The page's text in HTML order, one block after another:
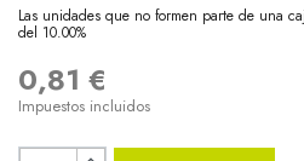
Las unidades que no formen parte de una
del 10.00%
0,81 €
Impuestos incluidos